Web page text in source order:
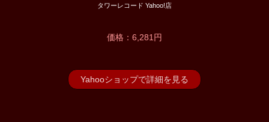
タワーレコード Yahoo!店
価格：6,281円
Yahooショップで詳細を見る